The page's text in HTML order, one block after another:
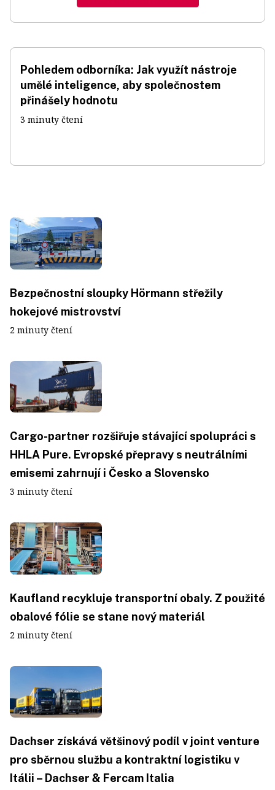
Pohledem odborníka: Jak využít nástroje
umělé inteligence, aby společnostem
přinášely hodnotu
3 minuty čtení
Bezpečnostní sloupky Hörmann střežily
hokejové mistrovství
2 minuty čtení
Cargo-partner rozšiřuje stávající spolupráci s
HHLA Pure. Evropské přepravy s neutrálními
emisemi zahrnují i Česko a Slovensko
3 minuty čtení
Kaufland recykluje transportní obaly. Z použité
obalové fólie se stane nový materiál
2 minuty čtení
Dachser získává většinový podíl v joint venture
pro sběrnou službu a kontraktní logistiku v
Itálii – Dachser & Fercam Italia